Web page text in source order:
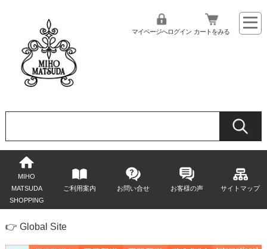
マイページへログイン カートをみる
MIHO
MATSUDA
SHOPPING
ご利用案内 お問い合せ お客様の声 サイトマップ
👉 Global Site